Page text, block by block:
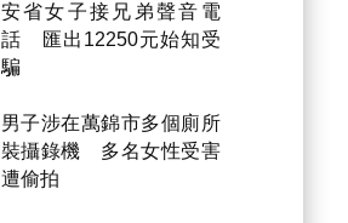
安省女子接兄弟聲音電
話 匯出12250元始知受
騙
男子涉在萬錦市多個廁所
裝攝錄機 多名女性受害
遭偷拍